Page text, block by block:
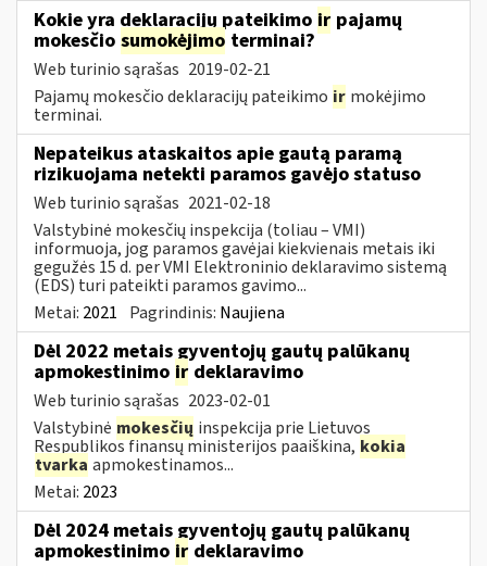
Kokie yra deklaracijų pateikimo ir pajamų
mokesčio sumokėjimo terminai?
Web turinio sąrašas 2019-02-21
Pajamų mokesčio deklaracijų pateikimo ir mokėjimo
terminai.
Nepateikus ataskaitos apie gautą paramą
rizikuojama netekti paramos gavėjo statuso
Web turinio sąrašas 2021-02-18
Valstybinė mokesčių inspekcija (toliau – VMI)
informuoja, jog paramos gavėjai kiekvienais metais iki
gegužės 15 d. per VMI Elektroninio deklaravimo sistemą
(EDS) turi pateikti paramos gavimo...
Metai: 2021 Pagrindinis: Naujiena
Dėl 2022 metais gyventojų gautų palūkanų
apmokestinimo ir deklaravimo
Web turinio sąrašas 2023-02-01
Valstybinė mokesčių inspekcija prie Lietuvos
Respublikos finansų ministerijos paaiškina, kokia
tvarka apmokestinamos...
Metai: 2023
Dėl 2024 metais gyventojų gautų palūkanų
apmokestinimo ir deklaravimo